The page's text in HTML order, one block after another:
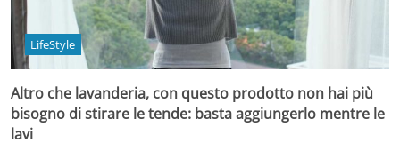
LifeStyle
Altro che lavanderia, con questo prodotto non hai più
bisogno di stirare le tende: basta aggiungerlo mentre le
lavi